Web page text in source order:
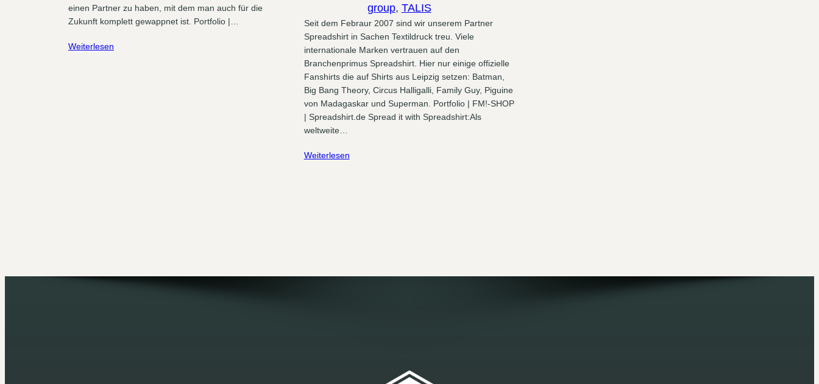
einen Partner zu haben, mit dem man auch für die
Zukunft komplett gewappnet ist. Portfolio |…
Weiterlesen
group, TALIS
Seit dem Febraur 2007 sind wir unserem Partner
Spreadshirt in Sachen Textildruck treu. Viele
internationale Marken vertrauen auf den
Branchenprimus Spreadshirt. Hier nur einige offizielle
Fanshirts die auf Shirts aus Leipzig setzen: Batman,
Big Bang Theory, Circus Halligalli, Family Guy, Piguine
von Madagaskar und Superman. Portfolio | FM!-SHOP
| Spreadshirt.de Spread it with Spreadshirt:Als
weltweite…
Weiterlesen